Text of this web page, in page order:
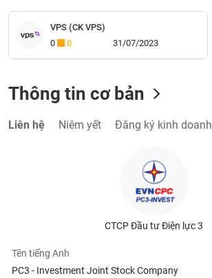
VPS (CK VPS)
0
0 31/07/2023
Thông tin cơ bản
Liên hệ Niêm yết Đăng ký kinh doanh
CTCP Đầu tư Điện lực 3
Tên tiếng Anh
PC3 - Investment Joint Stock Company